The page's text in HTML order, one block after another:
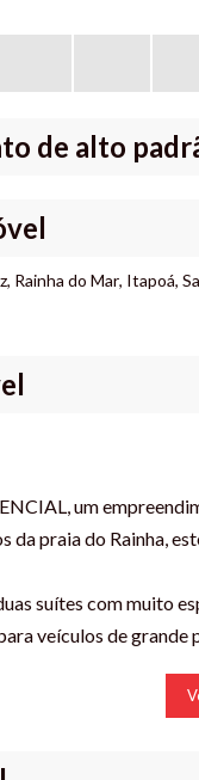
de alto
, Rainha do Mar, Itapoá,
um
da praia do Rainha,
suítes com muito
veículos de grande